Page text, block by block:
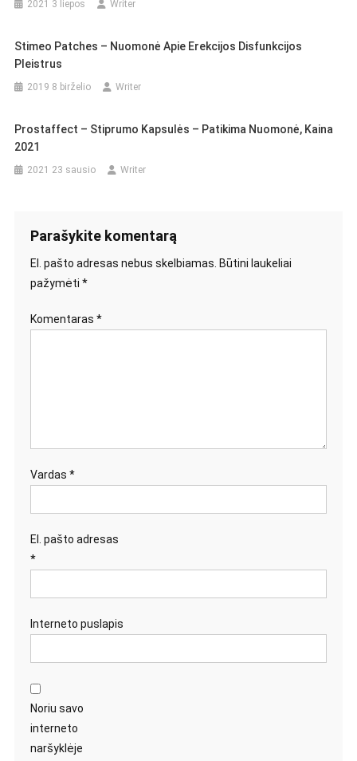
2021 3 liepos Writer
Stimeo Patches – Nuomonė Apie Erekcijos Disfunkcijos
Pleistrus
2019 8 birželio Writer
Prostaffect – Stiprumo Kapsulės – Patikima Nuomonė, Kaina
2021
2021 23 sausio Writer
Parašykite komentarą
El. pašto adresas nebus skelbiamas. Būtini laukeliai
pažymėti *
Komentaras *
Vardas *
El. pašto adresas
*
Interneto puslapis
Noriu savo
interneto
naršyklėje